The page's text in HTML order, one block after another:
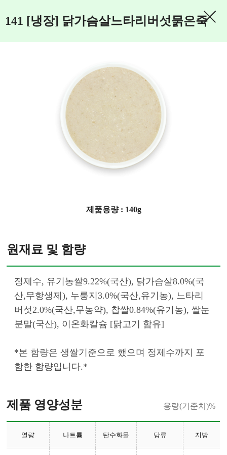
141 [냉장] 닭가슴살느타리버섯묽은죽
제품용량 : 140g
원재료 및 함량
정제수, 유기농쌀9.22%(국산), 닭가슴살8.0%(국
산,무항생제), 누룽지3.0%(국산,유기농), 느타리
버섯2.0%(국산,무농약), 찹쌀0.84%(유기농), 쌀눈
분말(국산), 이온화칼슘 [닭고기 함유]
*본 함량은 생쌀기준으로 했으며 정제수까지 포
제품 영양성분 용량(기준치)%
열량 나트륨 탄수화물 당류 지방